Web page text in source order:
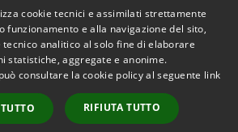
Copyright © 2026 • Comune di
Guarcino • Powered by
Municipium•Accesso
redazione
cookie tecnici e assimilati strettamente
funzionamento e alla navigazione del sito,
tecnico analitico al solo fine di elaborare
statistiche, aggregate e anonime.
consultare la cookie policy al seguente link
RIFIUTA TUTTO